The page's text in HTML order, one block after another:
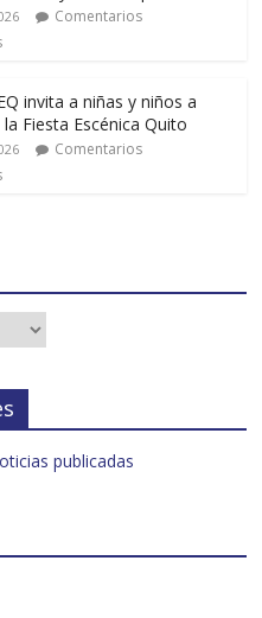
Comentarios
invita a niñas y niños a
Fiesta Escénica Quito
Comentarios
publicadas